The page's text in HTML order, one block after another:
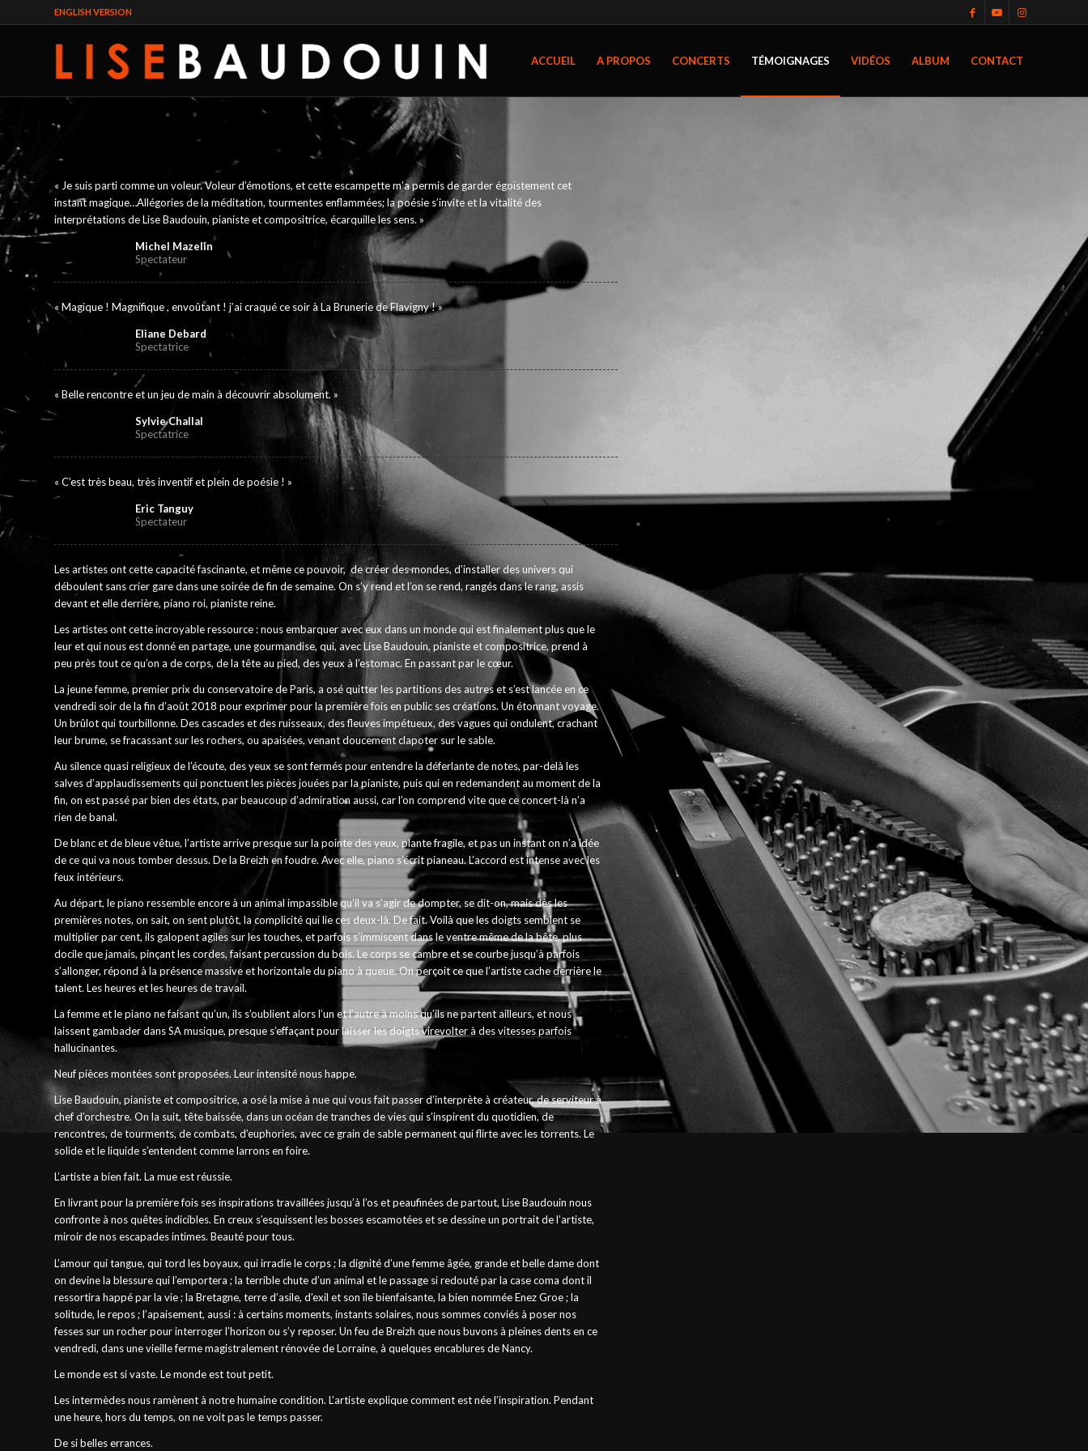
ENGLISH VERSION
ACCUEIL A PROPOS CONCERTS TÉMOIGNAGES VIDÉOS ALBUM CONTACT
« Je suis parti comme un voleur. Voleur d’émotions, et cette escampette m’a permis de garder égoïstement cet
instant magique…Allégories de la méditation, tourmentes enflammées; la poésie s’invite et la vitalité des
interprétations de Lise Baudouin, pianiste et compositrice, écarquille les sens. »
Michel Mazelin
Spectateur
« Magique ! Magnifique , envoûtant ! j’ai craqué ce soir à La Brunerie de Flavigny ! »
Eliane Debard
Spectatrice
« Belle rencontre et un jeu de main à découvrir absolument. »
Sylvie Challal
Spectatrice
« C’est très beau, très inventif et plein de poésie ! »
Eric Tanguy
Spectateur
Les artistes ont cette capacité fascinante, et même ce pouvoir, de créer des mondes, d’installer des univers qui
déboulent sans crier gare dans une soirée de fin de semaine. On s’y rend et l’on se rend, rangés dans le rang, assis
devant et elle derrière, piano roi, pianiste reine.
Les artistes ont cette incroyable ressource : nous embarquer avec eux dans un monde qui est finalement plus que le
leur et qui nous est donné en partage, une gourmandise, qui, avec Lise Baudouin, pianiste et compositrice, prend à
peu près tout ce qu’on a de corps, de la tête au pied, des yeux à l’estomac. En passant par le cœur.
La jeune femme, premier prix du conservatoire de Paris, a osé quitter les partitions des autres et s’est lancée en ce
vendredi soir de la fin d’août 2018 pour exprimer pour la première fois en public ses créations. Un étonnant voyage.
Un brûlot qui tourbillonne. Des cascades et des ruisseaux, des fleuves impétueux, des vagues qui ondulent, crachant
leur brume, se fracassant sur les rochers, ou apaisées, venant doucement clapoter sur le sable.
Au silence quasi religieux de l’écoute, des yeux se sont fermés pour entendre la déferlante de notes, par-delà les
salves d’applaudissements qui ponctuent les pièces jouées par la pianiste, puis qui en redemandent au moment de la
fin, on est passé par bien des états, par beaucoup d’admiration aussi, car l’on comprend vite que ce concert-là n’a
rien de banal.
De blanc et de bleue vêtue, l’artiste arrive presque sur la pointe des yeux, plante fragile, et pas un instant on n’a idée
de ce qui va nous tomber dessus. De la Breizh en foudre. Avec elle, piano s’écrit pianeau. L’accord est intense avec les
feux intérieurs.
Au départ, le piano ressemble encore à un animal impassible qu’il va s’agir de dompter, se dit-on, mais dès les
premières notes, on sait, on sent plutôt, la complicité qui lie ces deux-là. De fait. Voilà que les doigts semblent se
multiplier par cent, ils galopent agiles sur les touches, et parfois s’immiscent dans le ventre même de la bête, plus
docile que jamais, pinçant les cordes, faisant percussion du bois. Le corps se cambre et se courbe jusqu’à parfois
s’allonger, répond à la présence massive et horizontale du piano à queue. On perçoit ce que l’artiste cache derrière le
talent. Les heures et les heures de travail.
La femme et le piano ne faisant qu’un, ils s’oublient alors l’un et l’autre à moins qu’ils ne partent ailleurs, et nous
laissent gambader dans SA musique, presque s’effaçant pour laisser les doigts virevolter à des vitesses parfois
hallucinantes.
Neuf pièces montées sont proposées. Leur intensité nous happe.
Lise Baudouin, pianiste et compositrice, a osé la mise à nue qui vous fait passer d’interprète à créateur, de serviteur à
chef d’orchestre. On la suit, tête baissée, dans un océan de tranches de vies qui s’inspirent du quotidien, de
rencontres, de tourments, de combats, d’euphories, avec ce grain de sable permanent qui flirte avec les torrents. Le
solide et le liquide s’entendent comme larrons en foire.
L’artiste a bien fait. La mue est réussie.
En livrant pour la première fois ses inspirations travaillées jusqu’à l’os et peaufinées de partout, Lise Baudouin nous
confronte à nos quêtes indicibles. En creux s’esquissent les bosses escamotées et se dessine un portrait de l’artiste,
miroir de nos escapades intimes. Beauté pour tous.
L’amour qui tangue, qui tord les boyaux, qui irradie le corps ; la dignité d’une femme âgée, grande et belle dame dont
on devine la blessure qui l’emportera ; la terrible chute d’un animal et le passage si redouté par la case coma dont il
ressortira happé par la vie ; la Bretagne, terre d’asile, d’exil et son île bienfaisante, la bien nommée Enez Groe ; la
solitude, le repos ; l’apaisement, aussi : à certains moments, instants solaires, nous sommes conviés à poser nos
fesses sur un rocher pour interroger l’horizon ou s’y reposer. Un feu de Breizh que nous buvons à pleines dents en ce
vendredi, dans une vieille ferme magistralement rénovée de Lorraine, à quelques encablures de Nancy.
Le monde est si vaste. Le monde est tout petit.
Les intermèdes nous ramènent à notre humaine condition. L’artiste explique comment est née l’inspiration. Pendant
une heure, hors du temps, on ne voit pas le temps passer.
De si belles errances.